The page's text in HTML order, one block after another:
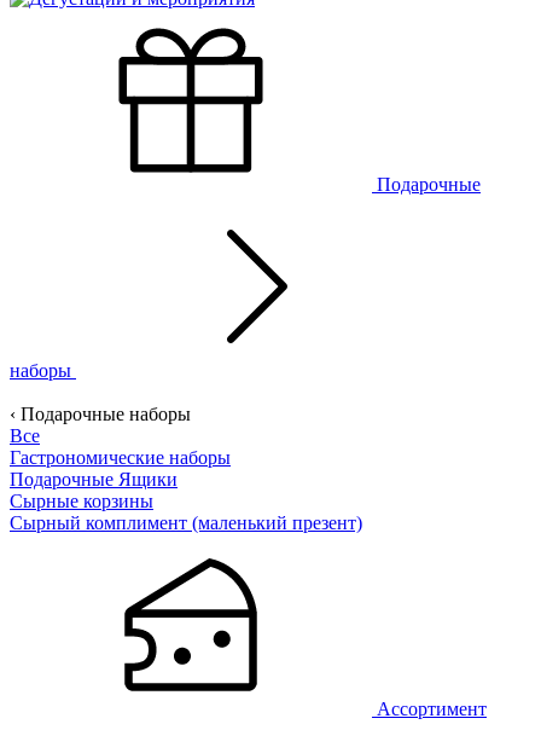
Подарочные
наборы
‹ Подарочные наборы
Все
Гастрономические наборы
Подарочные Ящики
Сырные корзины
Сырный комплимент (маленький презент)
Ассортимент